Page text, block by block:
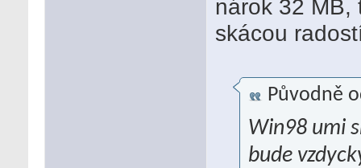
nárok 32 MB,
skácou
Původně
Win98 umi
bude